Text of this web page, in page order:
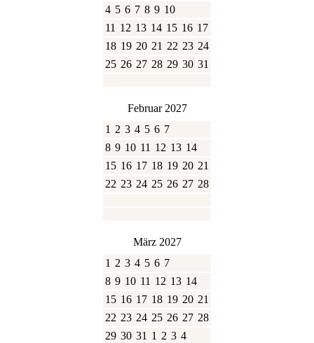
4 5 6 7 8 9 10
11 12 13 14 15 16 17
18 19 20 21 22 23 24
25 26 27 28 29 30 31
Februar 2027
1 2 3 4 5 6 7
8 9 10 11 12 13 14
15 16 17 18 19 20 21
22 23 24 25 26 27 28
März 2027
1 2 3 4 5 6 7
8 9 10 11 12 13 14
15 16 17 18 19 20 21
22 23 24 25 26 27 28
29 30 31 1 2 3 4